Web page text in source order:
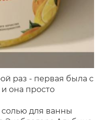
раз - первая была с
она просто